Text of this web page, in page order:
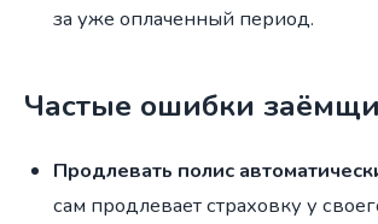
за уже оплаченный период.
Частые ошибки
Продлевать полис
сам продлевает страховку у